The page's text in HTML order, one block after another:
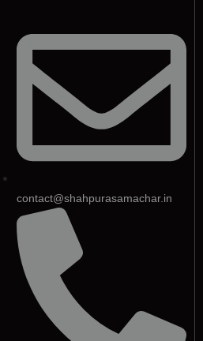
contact@shahpurasamachar.in